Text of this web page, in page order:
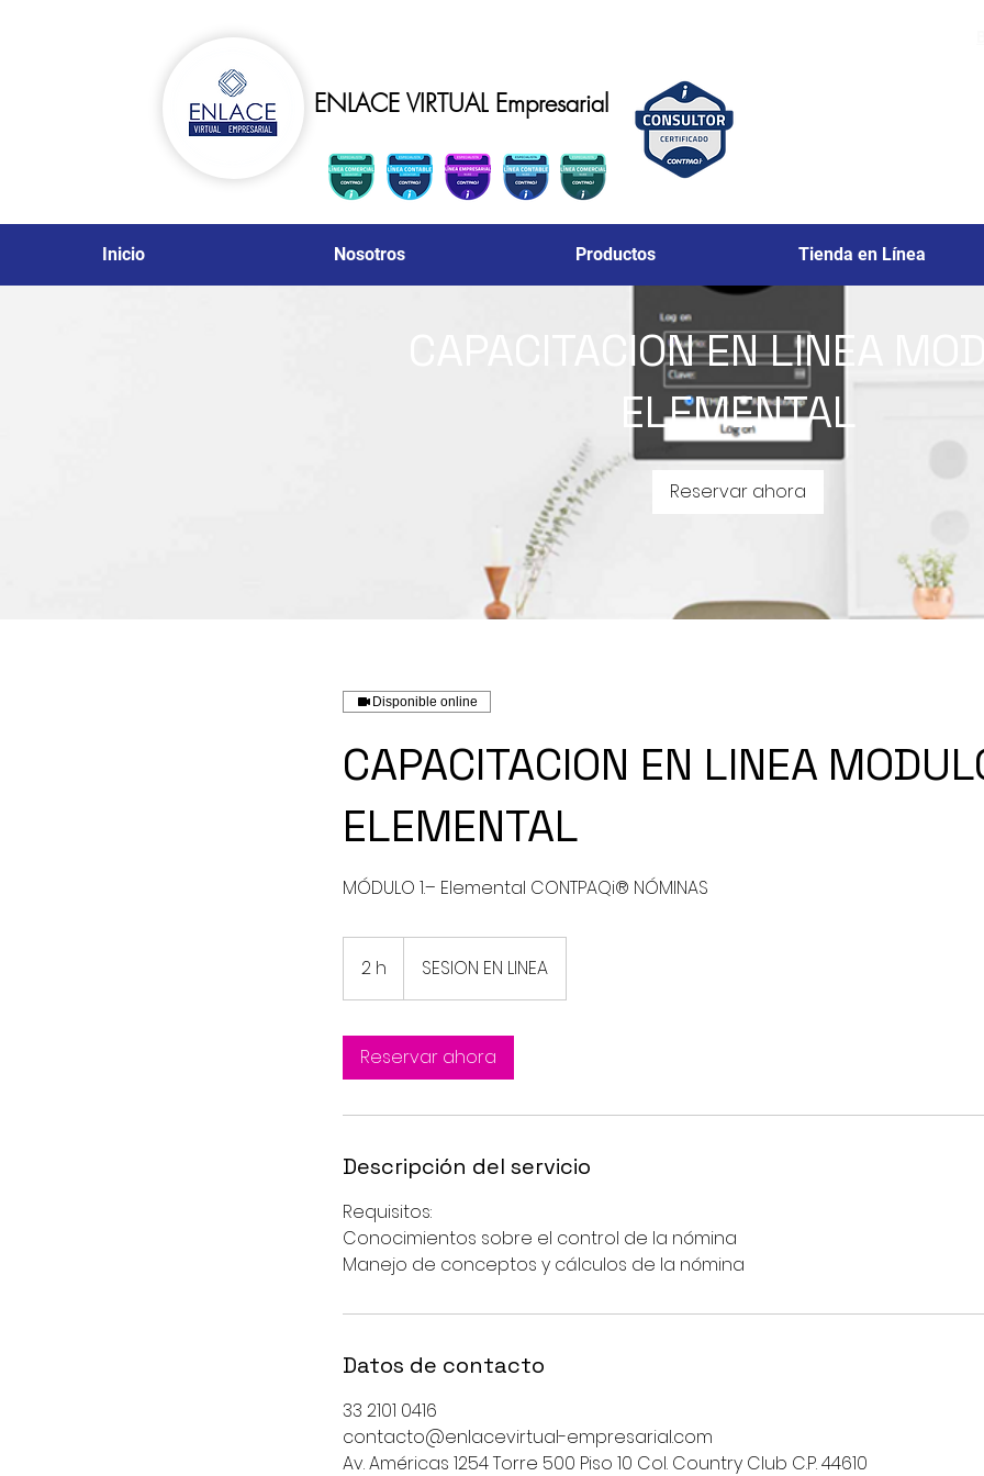
ENLACE VIRTUAL Empresarial
CAPACITACION EN LINEA
ELEMENTAL
Reservar ahora
Disponible online
CAPACITACION EN LINEA
ELEMENTAL
2 h SESION EN LINEA
Reservar ahora
Descripción del servicio
Requisitos:
Conocimientos sobre el control de la nómina
Manejo de conceptos y cálculos de la nómina
Datos de contacto
33 2101 0416
contacto@enlacevirtual-empresarial.com
Av. Américas 1254 Torre 500 Piso 10 Col. Country Club C.P. 44610
Inicio Nosotros Productos Tienda en Línea